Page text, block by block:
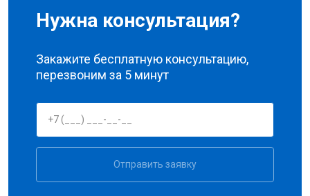
Нужна консультация?
Закажите бесплатную консультацию,
перезвоним за 5 минут
Отправить заявку